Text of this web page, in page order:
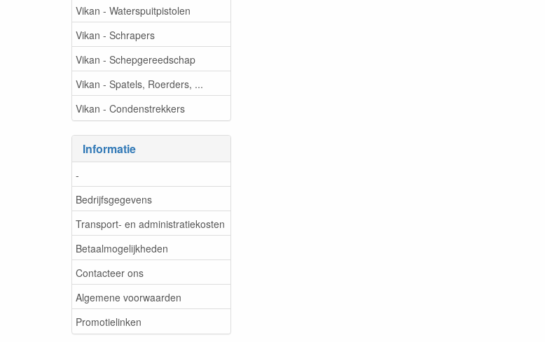
Vikan - Waterspuitpistolen
Vikan - Schrapers
Vikan - Schepgereedschap
Vikan - Spatels, Roerders, ...
Vikan - Condenstrekkers
Informatie
-
Bedrijfsgegevens
Transport- en administratiekosten
Betaalmogelijkheden
Contacteer ons
Algemene voorwaarden
Promotielinken